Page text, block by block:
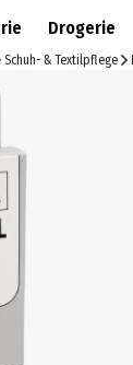
Drogerie
Schuh- & Textilpflege